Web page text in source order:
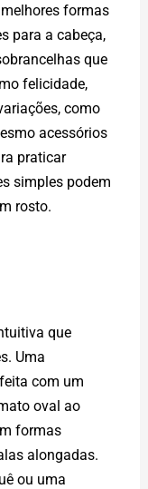
formas
para a cabeça,
que
felicidade,
como
acessórios
praticar
simples podem
rosto.
que
Uma
com um
oval ao
formas
alongadas.
ou uma